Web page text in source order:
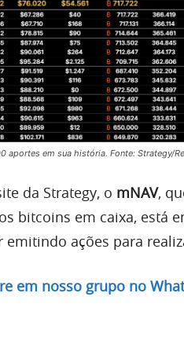
aportes em sua história. Fonte: Strategy/
da Strategy, o mNAV,
bitcoins em caixa, está
ações para
em nosso grupo no